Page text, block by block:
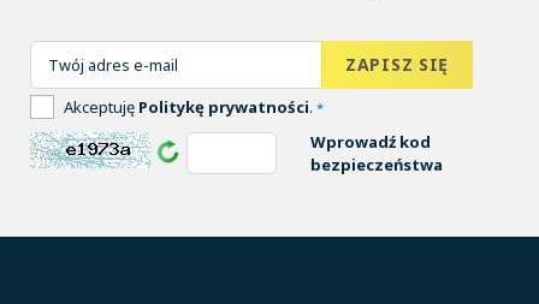
Akceptuję Politykę prywatności. *
Wprowadź kod
bezpieczeństwa